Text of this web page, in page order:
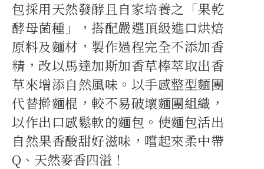
包採用天然發酵且自家培養之「果乾
酵母菌種」，搭配嚴選頂級進口烘焙
原料及麵材，製作過程完全不添加香
精，改以馬達加斯加香草棒萃取出香
草來增添自然風味。以手感整型麵團
代替擀麵棍，較不易破壞麵團組織，
以作出口感鬆軟的麵包。使麵包活出
自然果香酸甜好滋味，嚐起來柔中帶
Q、天然麥香四溢！